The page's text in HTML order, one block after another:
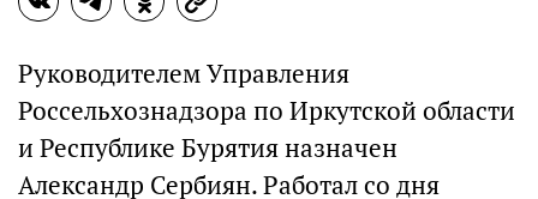
Руководителем Управления
Россельхознадзора по Иркутской области
и Республике Бурятия назначен
Александр Сербиян. Работал со дня